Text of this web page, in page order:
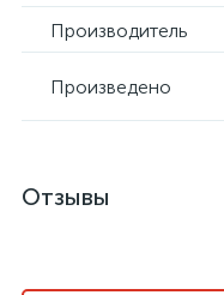
Производитель
Произведено
Отзывы